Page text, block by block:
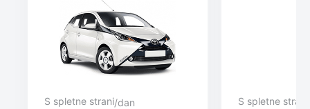
S spletne strani/dan S spletne strani